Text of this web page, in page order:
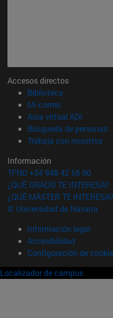
Accesos directos
Biblioteca
Mi correo(abre en
Aula virtual ADI
Búsqueda de personas
Trabaja con nosotros
Información
TFNO +34 948 42 56 00
¿QUÉ GRADO TE INTERESA?
¿QUÉ MÁSTER TE INTERESA?
© Universidad de Navarra
Información legal
Accesibilidad
Configuración de
Localizador de campus